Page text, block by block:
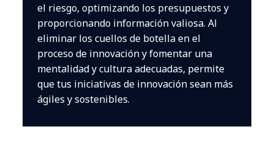
el riesgo, optimizando los presupuestos y
proporcionando información valiosa. Al
eliminar los cuellos de botella en el
proceso de innovación y fomentar una
mentalidad y cultura adecuadas, permite
que tus iniciativas de innovación sean más
ágiles y sostenibles.